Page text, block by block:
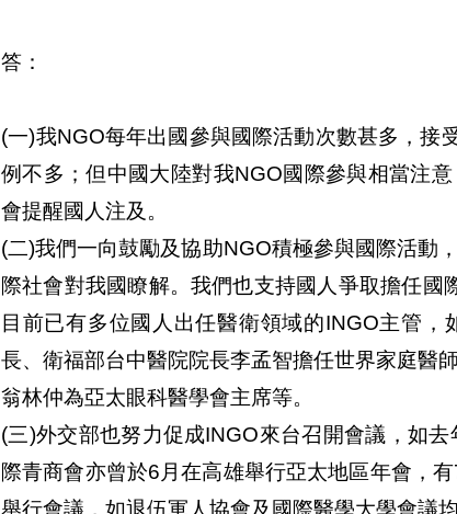
答：
(一)我NGO每年出國參與國際活動次數甚多，接
例不多；但中國大陸對我NGO國際參與相當注
會提醒國人注及。
(二)我們一向鼓勵及協助NGO積極參與國際活動
際社會對我國瞭解。我們也支持國人爭取擔任
目前已有多位國人出任醫衛領域的INGO主管
長、衛福部台中醫院院長李孟智擔任世界家庭醫
翁林仲為亞太眼科醫學會主席等。
(三)外交部也努力促成INGO來台召開會議，如
際青商會亦曾於6月在高雄舉行亞太地區年會，
舉行會議，如退伍軍人協會及國際醫學大學會議